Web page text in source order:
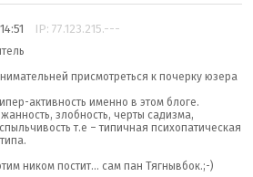
IP: 77.123.215.---
присмотреться к почерку юзера
активность именно в этом блоге.
злобность, черты садизма,
т.е – типичная психопатическая
ником постит... сам пан Тягнывбок.;-)